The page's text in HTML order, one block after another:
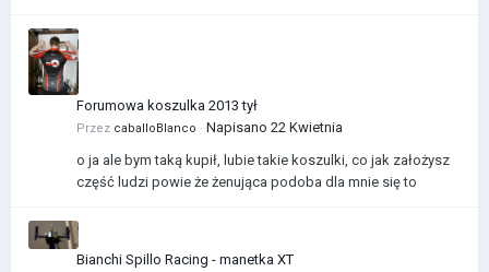
Forumowa koszulka 2013 tył
Przez caballoBlanco · Napisano 22 Kwietnia
o ja ale bym taką kupił, lubie takie koszulki, co jak założysz
część ludzi powie że żenująca podoba dla mnie się to
Bianchi Spillo Racing - manetka XT